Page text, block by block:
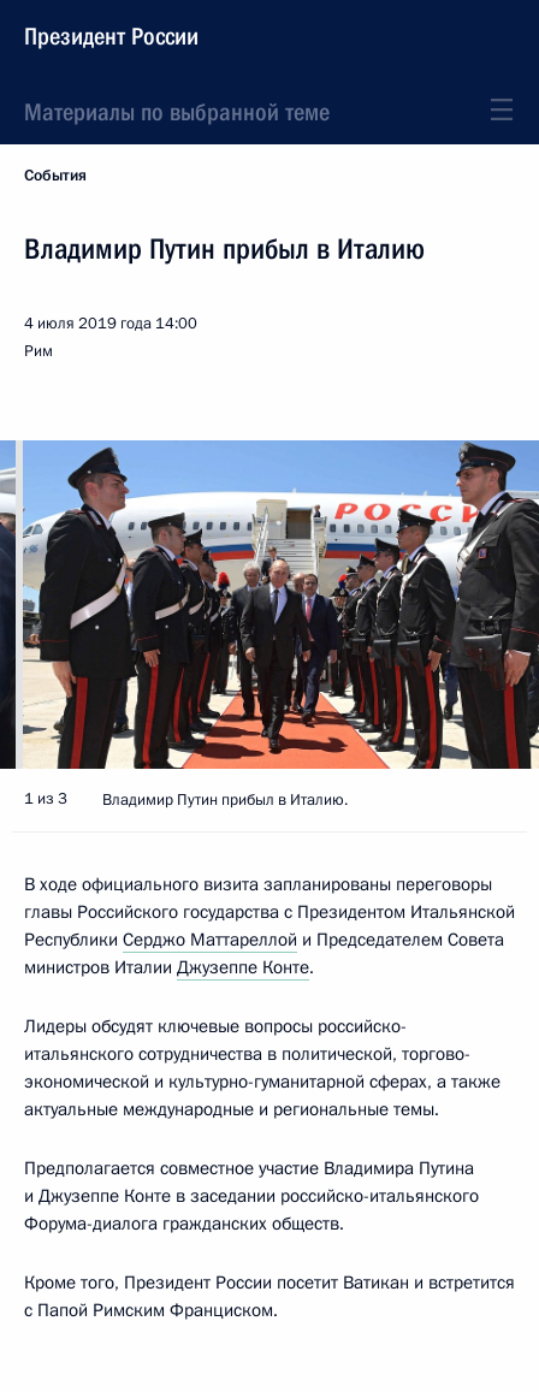
Президент России
Материалы по выбранной теме
События
Владимир Путин прибыл в Италию
4 июля 2019 года 14:00
Рим
1 из 3 Владимир Путин прибыл в Италию.
В ходе официального визита запланированы переговоры
главы Российского государства с Президентом Итальянской
Республики Серджо Маттареллой и Председателем Совета
министров Италии Джузеппе Конте.
Лидеры обсудят ключевые вопросы российско-
итальянского сотрудничества в политической, торгово-
экономической и культурно-гуманитарной сферах, а также
актуальные международные и региональные темы.
Предполагается совместное участие Владимира Путина
и Джузеппе Конте в заседании российско-итальянского
Форума-диалога гражданских обществ.
Кроме того, Президент России посетит Ватикан и встретится
с Папой Римским Франциском.